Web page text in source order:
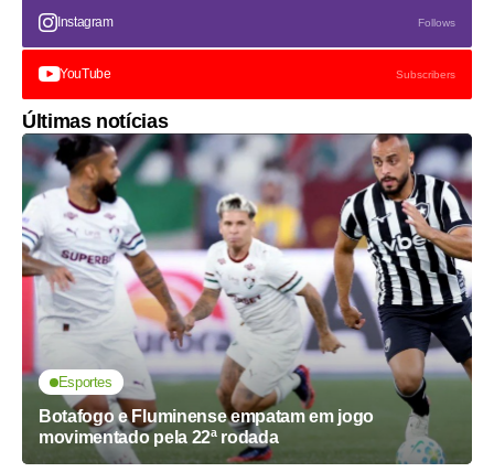
Instagram Follows
YouTube Subscribers
Últimas notícias
Esportes
Botafogo e Fluminense empatam em jogo
movimentado pela 22ª rodada